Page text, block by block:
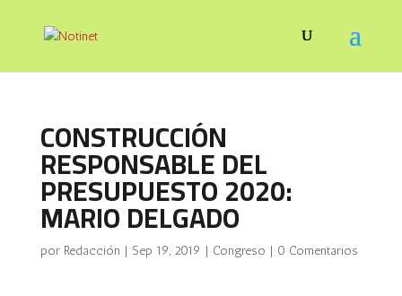
CONSTRUCCIÓN
RESPONSABLE DEL
PRESUPUESTO 2020:
MARIO DELGADO
por Redacción | Sep 19, 2019 | Congreso | 0 Comentarios